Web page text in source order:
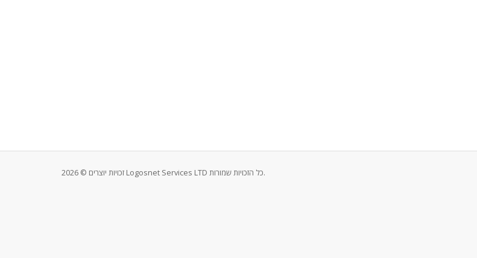
זכויות יוצרים © 2026 Logosnet Services LTD כל הזכויות שמורות.